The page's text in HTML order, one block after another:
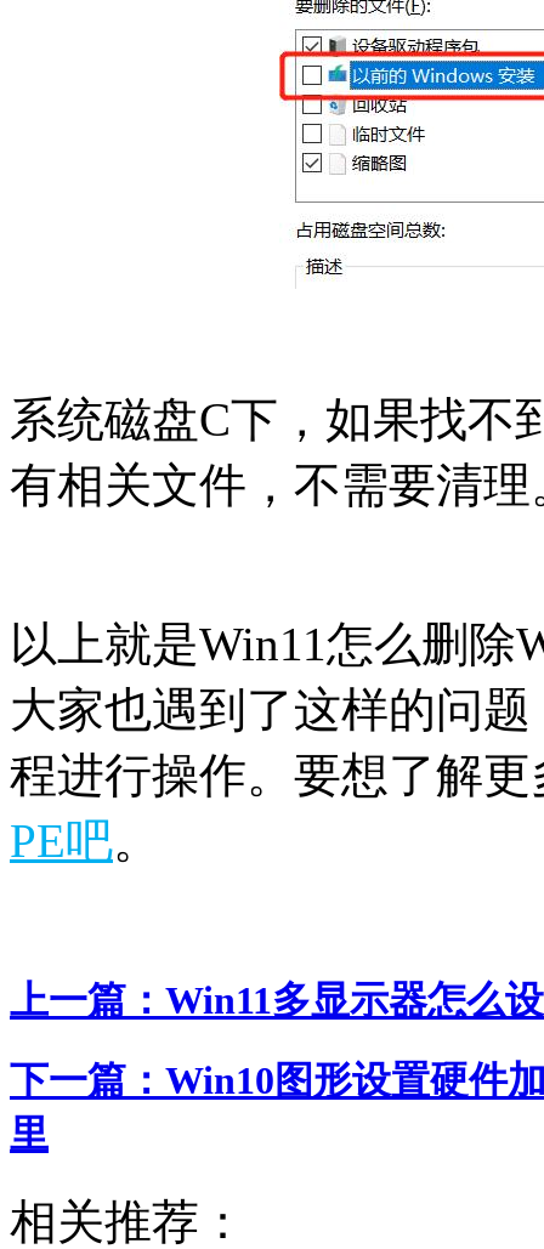
系统磁盘C下，如果找不
有相关文件，不需要清理
以上就是Win11怎么删除
大家也遇到了这样的问
程进行操作。要想了解
PE吧。
上一篇： Win11多显示器怎么
下一篇： Win10图形设置硬件
里
相关推荐：